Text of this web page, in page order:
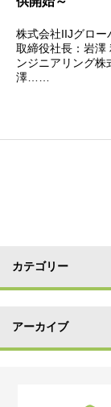
株式会社IIJグロー
取締役社長：岩澤
ンジニアリング
澤……
カテゴリー
アーカイブ